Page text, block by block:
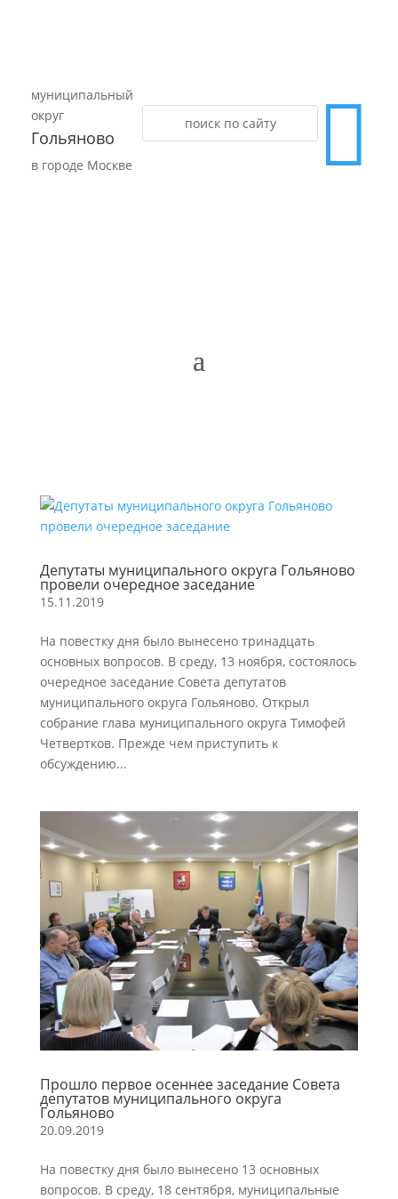
муниципальный
округ
Гольяново
в городе Москве 
Депутаты муниципального округа Гольяново
провели очередное заседание
15.11.2019
На повестку дня было вынесено тринадцать
основных вопросов. В среду, 13 ноября, состоялось
очередное заседание Совета депутатов
муниципального округа Гольяново. Открыл
собрание глава муниципального округа Тимофей
Четвертков. Прежде чем приступить к
обсуждению...
Прошло первое осеннее заседание Совета
депутатов муниципального округа
Гольяново
20.09.2019
На повестку дня было вынесено 13 основных
вопросов. В среду, 18 сентября, муниципальные